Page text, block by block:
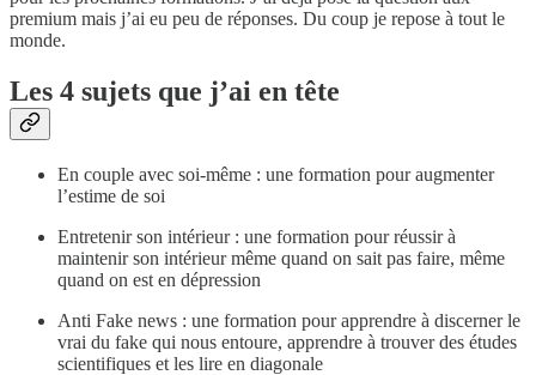
premium mais j’ai eu peu de réponses. Du coup je repose à tout le
monde.
Les 4 sujets que j’ai en tête
En couple avec soi-même : une formation pour augmenter
l’estime de soi
Entretenir son intérieur : une formation pour réussir à
maintenir son intérieur même quand on sait pas faire, même
quand on est en dépression
Anti Fake news : une formation pour apprendre à discerner le
vrai du fake qui nous entoure, apprendre à trouver des études
scientifiques et les lire en diagonale